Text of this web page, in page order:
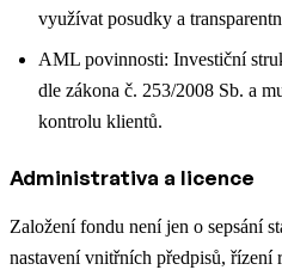
využívat posudky a
AML povinnosti: Investiční
dle zákona č. 253/2008 Sb. a
kontrolu klientů.
Administrativa a licence
Založení fondu není jen o sepsání
nastavení vnitřních předpisů, řízení